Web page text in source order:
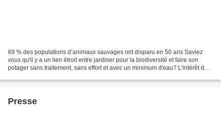
69 % des populations d’animaux sauvages ont disparu en 50 ans Saviez
vous qu'il y a un lien étroit entre jardiner pour la biodiversité et faire son
potager sans traitement, sans effort et avec un minimum d'eau? L'intérêt de
Presse